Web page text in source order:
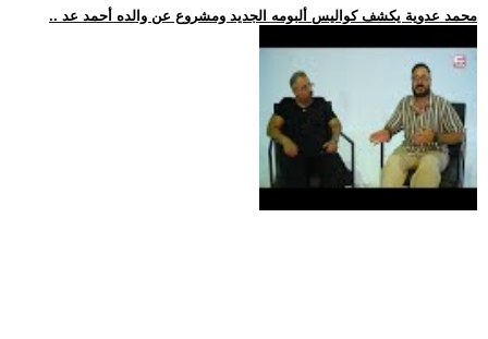
.. محمد عدوية يكشف كواليس ألبومه الجديد ومشروع عن والده أحمد عد